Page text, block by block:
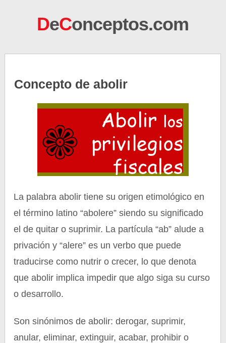
DeConceptos.com
Concepto de abolir
La palabra abolir tiene su origen etimológico en
el término latino “abolere” siendo su significado
el de quitar o suprimir. La partícula “ab” alude a
privación y “alere” es un verbo que puede
traducirse como nutrir o crecer, lo que denota
que abolir implica impedir que algo siga su curso
o desarrollo.
Son sinónimos de abolir: derogar, suprimir,
anular, eliminar, extinguir, acabar, prohibir o